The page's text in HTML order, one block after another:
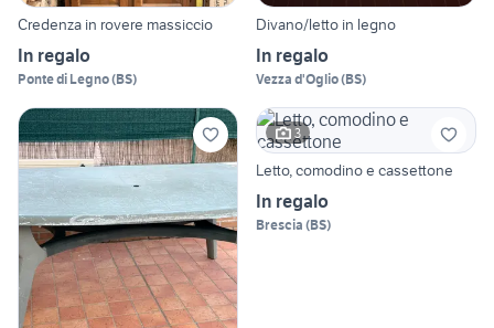
Credenza in rovere massiccio
In regalo
Ponte di Legno(BS)
Divano/letto in legno
In regalo
Vezza d'Oglio(BS)
3
Letto, comodino e cassettone
In regalo
Brescia (BS)